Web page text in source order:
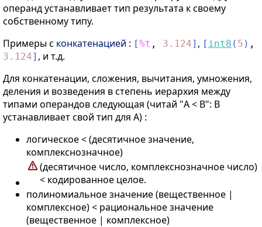
операнд устанавливает тип результата к своему
собственному типу.
Примеры с конкатенацией : [%t , 3.124] , [ int8 ( 5 ) ,
3.124] , и т.д.
Для конкатенации, сложения, вычитания, умножения,
деления и возведения в степень иерархия между
типами операндов следующая (читай "A < B": B
устанавливает свой тип для A) :
логическое < (десятичное значение,
комплекснозначное)
(десятичное число, комплекснозначное число)
< кодированное целое.
полиномиальное значение (вещественное |
комплексное) < рациональное значение
(вещественное | комплексное)